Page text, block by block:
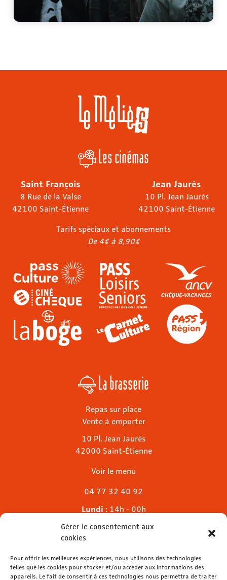
Gérer le consentement aux
cookies
Pour offrir les meilleures expériences, nous utilisons des technologies
telles que les cookies pour stocker et/ou accéder aux informations des
appareils. Le fait de consentir à ces technologies nous permettra de traiter
Les cinémas
Saint François
8 Rue de la Valse
42100 Saint-Étienne
Jean Jaurès
10 Pl. Jean Jaurès
42100 Saint-Étienne
Tarifs spéciaux et abonnements
De 4€ à 8,90€
La brasserie
Repas sur place
Vente à emporter
10 Pl. Jean Jaurès
42000 Saint-Étienne
Voir le menu
04 77 32 40 92
Lundi : 14h - 00h
Mardi & mercredi
Jeudi
Dimanche: 11h - 00h